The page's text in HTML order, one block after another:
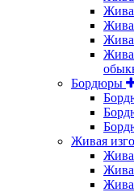
Бордюры
Живая